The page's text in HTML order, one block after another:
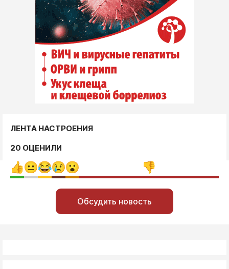
ЛЕНТА НАСТРОЕНИЯ
20 ОЦЕНИЛИ
Обсудить новость